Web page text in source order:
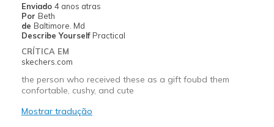
Width
Sizing
Feels true to size
View On Shoes
Enviado 4 anos atras
Por Beth
de Baltimore. Md
Describe Yourself Practical
CRÍTICA EM
skechers.com
the person who received these as a gift foubd them
confortable, cushy, and cute
Mostrar tradução